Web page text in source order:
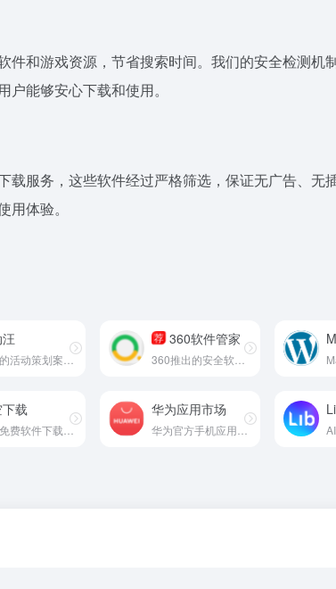
件和游戏资源，节省搜索时间。我们的安全检测机
能够安心下载和使用。
载服务，这些软件经过严格筛选，保证无广告、无
体验。
荐 360软件管家
载 华为应用市场